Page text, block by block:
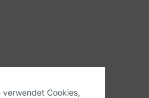
verwendet Cookies,